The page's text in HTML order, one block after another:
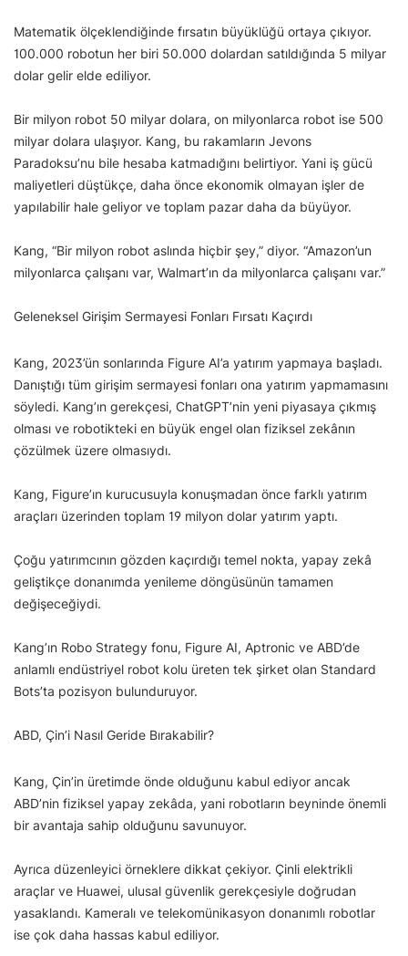
Matematik ölçeklendiğinde fırsatın büyüklüğü ortaya çıkıyor.
100.000 robotun her biri 50.000 dolardan satıldığında 5 milyar
dolar gelir elde ediliyor.
Bir milyon robot 50 milyar dolara, on milyonlarca robot ise 500
milyar dolara ulaşıyor. Kang, bu rakamların Jevons
Paradoksu’nu bile hesaba katmadığını belirtiyor. Yani iş gücü
maliyetleri düştükçe, daha önce ekonomik olmayan işler de
yapılabilir hale geliyor ve toplam pazar daha da büyüyor.
Kang, “Bir milyon robot aslında hiçbir şey,” diyor. “Amazon’un
milyonlarca çalışanı var, Walmart’ın da milyonlarca çalışanı var.”
Geleneksel Girişim Sermayesi Fonları Fırsatı Kaçırdı
Kang, 2023’ün sonlarında Figure AI’a yatırım yapmaya başladı.
Danıştığı tüm girişim sermayesi fonları ona yatırım yapmamasını
söyledi. Kang’ın gerekçesi, ChatGPT’nin yeni piyasaya çıkmış
olması ve robotikteki en büyük engel olan fiziksel zekânın
çözülmek üzere olmasıydı.
Kang, Figure’ın kurucusuyla konuşmadan önce farklı yatırım
araçları üzerinden toplam 19 milyon dolar yatırım yaptı.
Çoğu yatırımcının gözden kaçırdığı temel nokta, yapay zekâ
geliştikçe donanımda yenileme döngüsünün tamamen
değişeceğiydi.
Kang’ın Robo Strategy fonu, Figure AI, Aptronic ve ABD’de
anlamlı endüstriyel robot kolu üreten tek şirket olan Standard
Bots’ta pozisyon bulunduruyor.
ABD, Çin’i Nasıl Geride Bırakabilir?
Kang, Çin’in üretimde önde olduğunu kabul ediyor ancak
ABD’nin fiziksel yapay zekâda, yani robotların beyninde önemli
bir avantaja sahip olduğunu savunuyor.
Ayrıca düzenleyici örneklere dikkat çekiyor. Çinli elektrikli
araçlar ve Huawei, ulusal güvenlik gerekçesiyle doğrudan
yasaklandı. Kameralı ve telekomünikasyon donanımlı robotlar
ise çok daha hassas kabul ediliyor.